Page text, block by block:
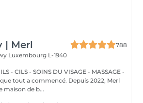
| Merl
788
Luxembourg L-1940
- CILS - SOINS DU VISAGE - MASSAGE -
maison de b...